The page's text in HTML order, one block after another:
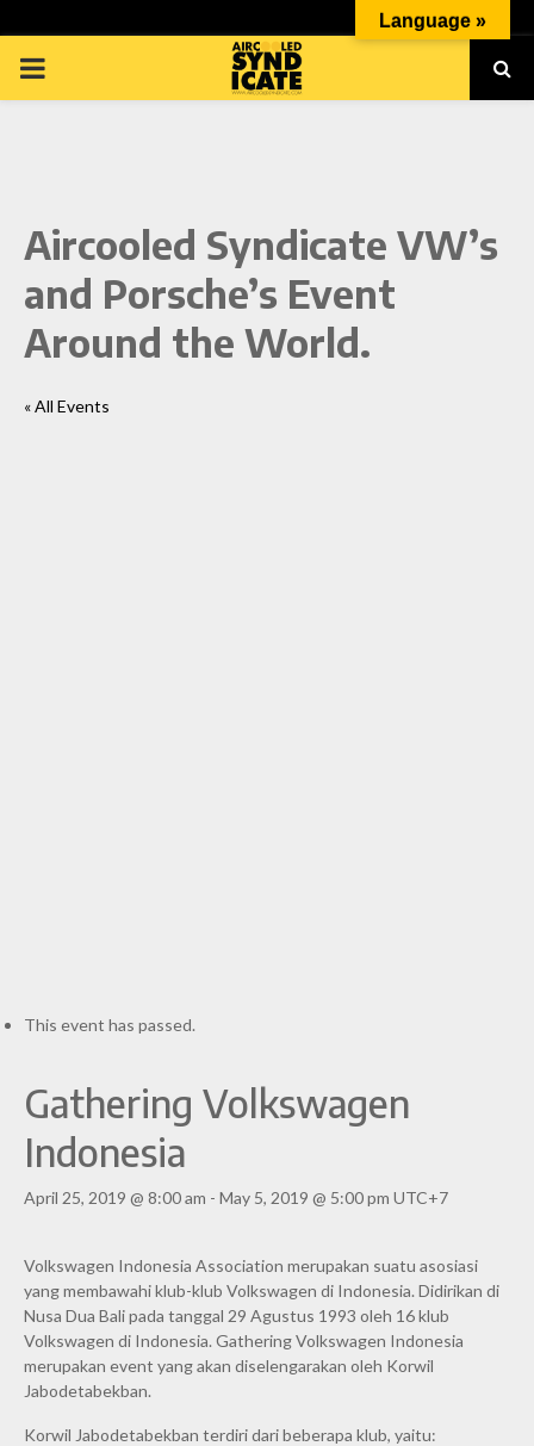
PRIMARY
Aircooled Syndicate VW’s
and Porsche’s Event
Around the World.
« All Events
This event has passed.
Gathering Volkswagen
Indonesia
April 25, 2019 @ 8:00 am - May 5, 2019 @ 5:00 pm UTC+7
Volkswagen Indonesia Association merupakan suatu asosiasi
yang membawahi klub-klub Volkswagen di Indonesia. Didirikan di
Nusa Dua Bali pada tanggal 29 Agustus 1993 oleh 16 klub
Volkswagen di Indonesia. Gathering Volkswagen Indonesia
merupakan event yang akan diselengarakan oleh Korwil
Jabodetabekban.
Korwil Jabodetabekban terdiri dari beberapa klub, yaitu:
Language »